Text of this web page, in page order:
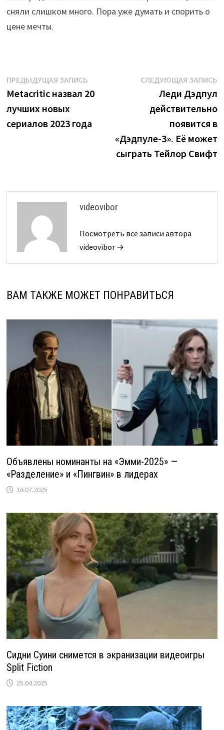
сняли слишком много. Пора уже думать и спорить о
цене мечты.
Навигация
по
записям
ПРЕДЫДУЩАЯ ЗАПИСЬПредыдущая
запись:
Metacritic назвал 20
лучших новых
сериалов 2023 года
СЛЕДУЮЩАЯ ЗАПИСЬ
Леди Дэдпул
действительно
появится в
«Дэдпуле-3». Её может
сыграть Тейлор Свифт
videovibor
Посмотреть все записи автора
videovibor →
ВАМ ТАКЖЕ МОЖЕТ ПОНРАВИТЬСЯ
Объявлены номинанты на «Эмми-2025» —
«Разделение» и «Пингвин» в лидерах
16.07.2025
Сидни Суини снимется в экранизации видеоигры
Split Fiction
25.04.2025